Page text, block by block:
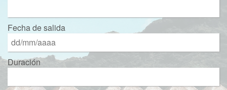
Fecha de salida
Duración